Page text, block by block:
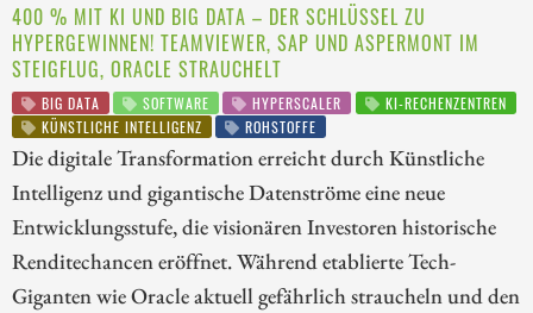
400 % MIT KI UND BIG DATA – DER SCHLÜSSEL ZU
HYPERGEWINNEN! TEAMVIEWER, SAP UND ASPERMONT IM
STEIGFLUG, ORACLE STRAUCHELT
BIG DATA SOFTWARE HYPERSCALER
KI-RECHENZENTREN
KÜNSTLICHE INTELLIGENZ
ROHSTOFFE
Die digitale Transformation erreicht durch Künstliche
Intelligenz und gigantische Datenströme eine neue
Entwicklungsstufe, die visionären Investoren historische
Renditechancen eröffnet. Während etablierte Tech-
Giganten wie Oracle aktuell gefährlich straucheln und den